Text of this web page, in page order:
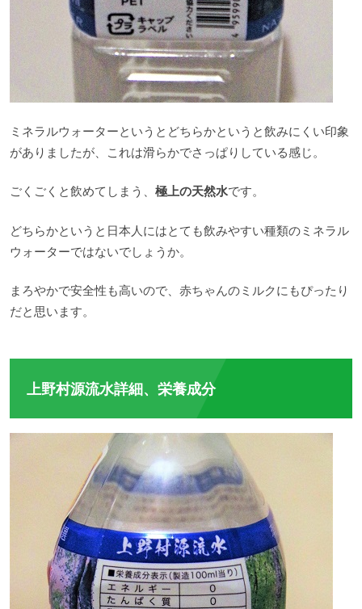
ミネラルウォーターというとどちらかというと飲みにくい印象
がありましたが、これは滑らかでさっぱりしている感じ。
ごくごくと飲めてしまう、 極上の天然水です。
どちらかというと日本人にはとても飲みやすい種類のミネラル
ウォーターではないでしょうか。
まろやかで安全性も高いので、赤ちゃんのミルクにもぴったり
だと思います。
上野村源流水詳細、栄養成分